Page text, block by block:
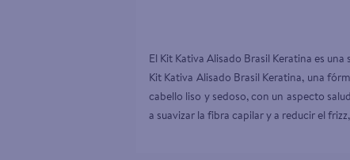
El Kit Kativa Alisado Brasil Keratina es
Kit Kativa Alisado Brasil Keratina, una
cabello liso y sedoso, con un aspecto
a suavizar la fibra capilar y a reducir el